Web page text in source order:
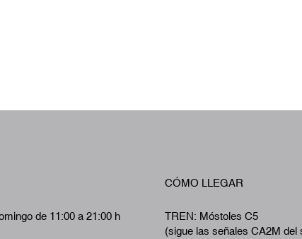
de 11:00 a 21:00 h
CÓMO LLEGAR
TREN: Móstoles C5
(sigue las señales CA2M del